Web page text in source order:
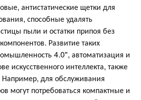
антистатические щетки для
способные удалять
пыли и остатки припоя без
Развитие таких
4.0", автоматизация и
искусственного интеллекта, также
для обслуживания
могут потребоваться компактные и